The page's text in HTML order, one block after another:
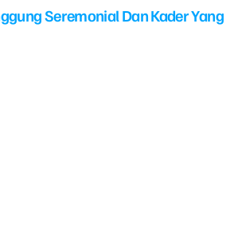
Seremonial Dan Kader Yang